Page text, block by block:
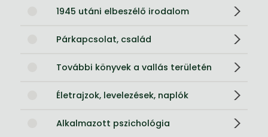
1945 utáni elbeszélő irodalom
Párkapcsolat, család
További könyvek a vallás területén
Életrajzok, levelezések, naplók
Alkalmazott pszichológia